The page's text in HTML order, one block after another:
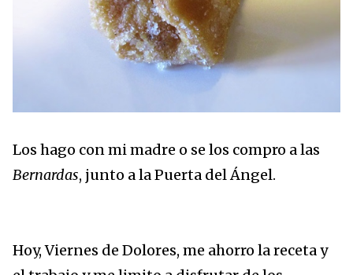
Los hago con mi madre o se los compro a las
Bernardas, junto a la Puerta del Ángel.
Hoy, Viernes de Dolores, me ahorro la receta y